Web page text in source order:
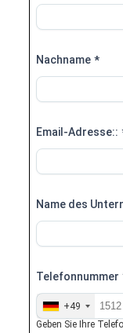
Nachname *
Email-Adresse::
Name des
Telefonnummer
+49
Geben Sie Ihre